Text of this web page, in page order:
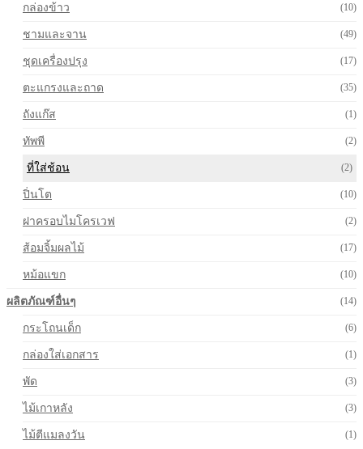
กล่องข้าว (10)
ชามและจาน (49)
ชุดเครื่องปรุง (17)
ตะแกรงและถาด (35)
ถังแก๊ส (1)
ทัพพี (2)
ที่ใส่ช้อน (2)
ปิ่นโต (10)
ฝาครอบไมโครเวฟ (2)
ส้อมจิ้มผลไม้ (17)
หม้อแขก (10)
ผลิตภัณฑ์อื่นๆ (14)
กระโถนเด็ก (6)
กล่องใส่เอกสาร (1)
พัด (3)
ไม้เกาหลัง (3)
ไม้ตีแมลงวัน (1)